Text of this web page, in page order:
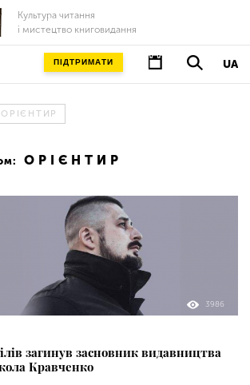
Культура читання
і мистецтво книговидання
UA
ПІДТРИМАТИ
ОРІЄНТИР
ОРІЄНТИР
3986
загинув засновник видавництва
Кравченко